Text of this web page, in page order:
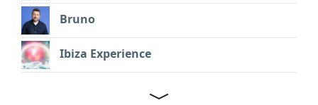
Bruno
Ibiza Experience